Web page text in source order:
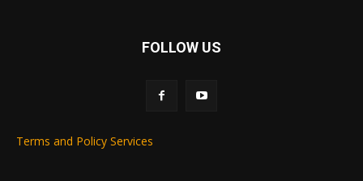
FOLLOW US
Terms and Policy Services